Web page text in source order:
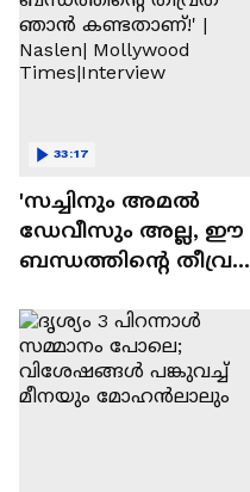
'സച്ചിനും അമൽ
ഡേവീസും അല്ല, ഈ
ബന്ധത്തിൻ്റെ തീവ്രത
Naslen| Mollywood
Times|Interview
33:17